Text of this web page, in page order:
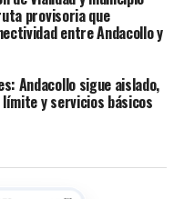
provisoria que
entre Andacollo y
Andacollo sigue aislado,
y servicios básicos